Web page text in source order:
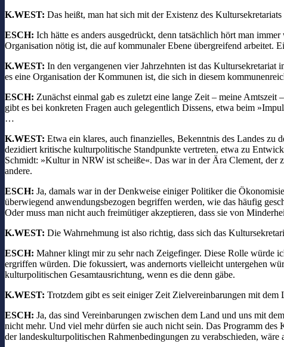
K.WEST: Das heißt, man hat sich mit der Existenz des Kultursekretariats
ESCH: Ich hätte es anders ausgedrückt, denn tatsächlich hört man
Organisation nötig ist, die auf kommunaler Ebene übergreifend arbeitet.
K.WEST: In den vergangenen vier Jahrzehnten ist das
es eine Organisation der Kommunen ist, die sich in diesem
ESCH: Zunächst einmal gab es zuletzt eine lange Zeit – meine
gibt es bei konkreten Fragen auch gelegentlich Dissens, etwa beim
…
K.WEST: Etwa ein klares, auch finanzielles, Bekenntnis des Landes
dezidiert kritische kulturpolitische Standpunkte vertreten, etwa zu
Schmidt: »Kultur in NRW ist scheiße«. Das war in der Ära Clement,
andere.
ESCH: Ja, damals war in der Denkweise einiger Politiker die
überwiegend anwendungsbezogen begriffen werden, wie das häufig
Oder muss man nicht auch freimütiger akzeptieren, dass sie von
K.WEST: Die Wahrnehmung ist also richtig, dass sich das
ESCH: Mahner klingt mir zu sehr nach Zeigefinger. Diese Rolle würde
ergriffen würden. Die fokussiert, was andernorts vielleicht untergehen
kulturpolitischen Gesamtausrichtung, wenn es die denn gäbe.
K.WEST: Trotzdem gibt es seit einiger Zeit Zielvereinbarungen mit dem
ESCH: Ja, das sind Vereinbarungen zwischen dem Land und uns mit
nicht mehr. Und viel mehr dürfen sie auch nicht sein. Das Programm
der landeskulturpolitischen Rahmenbedingungen zu verabschieden,